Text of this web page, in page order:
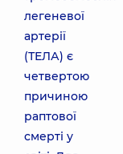
легеневої
артерії
(ТЕЛА) є
четвертою
причиною
раптової
смерті у